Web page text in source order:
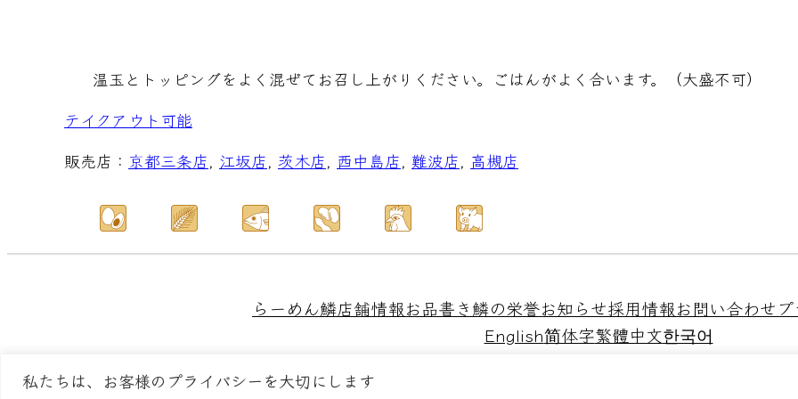
私たちは、お客様のプライバシーを大切にします
温玉とトッピングをよく混ぜてお召し上がりください。ごはんがよく合います。（大盛不可）
テイクアウト可能
販売店： 京都三条店, 江坂店, 茨木店, 西中島店, 難波店, 高槻店
らーめん鱗店舗情報お品書き鱗の栄誉お知らせ採用情報お問い合わせ
English简体字繁體中文한국어